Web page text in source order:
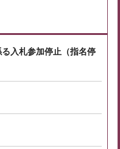
入札参加停止（指名停